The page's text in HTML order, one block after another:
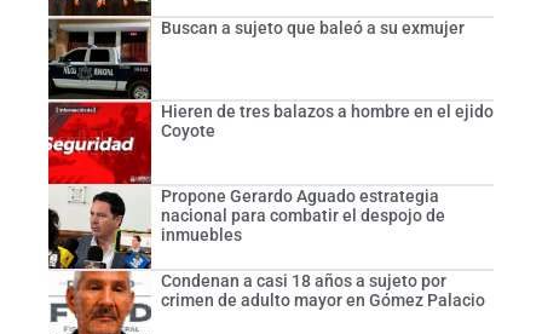
Buscan a sujeto que baleó a su exmujer
Hieren de tres balazos a hombre en el ejido
Coyote
Propone Gerardo Aguado estrategia
nacional para combatir el despojo de
inmuebles
Condenan a casi 18 años a sujeto por
crimen de adulto mayor en Gómez Palacio